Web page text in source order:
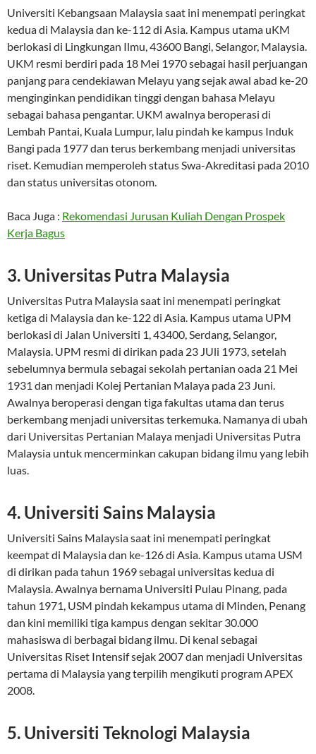
Universiti Kebangsaan Malaysia saat ini menempati peringkat
kedua di Malaysia dan ke-112 di Asia. Kampus utama uKM
berlokasi di Lingkungan Ilmu, 43600 Bangi, Selangor, Malaysia.
UKM resmi berdiri pada 18 Mei 1970 sebagai hasil perjuangan
panjang para cendekiawan Melayu yang sejak awal abad ke-20
menginginkan pendidikan tinggi dengan bahasa Melayu
sebagai bahasa pengantar. UKM awalnya beroperasi di
Lembah Pantai, Kuala Lumpur, lalu pindah ke kampus Induk
Bangi pada 1977 dan terus berkembang menjadi universitas
riset. Kemudian memperoleh status Swa-Akreditasi pada 2010
dan status universitas otonom.
Baca Juga : Rekomendasi Jurusan Kuliah Dengan Prospek
Kerja Bagus
3. Universitas Putra Malaysia
Universitas Putra Malaysia saat ini menempati peringkat
ketiga di Malaysia dan ke-122 di Asia. Kampus utama UPM
berlokasi di Jalan Universiti 1, 43400, Serdang, Selangor,
Malaysia. UPM resmi di dirikan pada 23 JUli 1973, setelah
sebelumnya bermula sebagai sekolah pertanian oada 21 Mei
1931 dan menjadi Kolej Pertanian Malaya pada 23 Juni.
Awalnya beroperasi dengan tiga fakultas utama dan terus
berkembang menjadi universitas terkemuka. Namanya di ubah
dari Universitas Pertanian Malaya menjadi Universitas Putra
Malaysia untuk mencerminkan cakupan bidang ilmu yang lebih
luas.
4. Universiti Sains Malaysia
Universiti Sains Malaysia saat ini menempati peringkat
keempat di Malaysia dan ke-126 di Asia. Kampus utama USM
di dirikan pada tahun 1969 sebagai universitas kedua di
Malaysia. Awalnya bernama Universiti Pulau Pinang, pada
tahun 1971, USM pindah kekampus utama di Minden, Penang
dan kini memiliki tiga kampus dengan sekitar 30.000
mahasiswa di berbagai bidang ilmu. Di kenal sebagai
Universitas Riset Intensif sejak 2007 dan menjadi Universitas
pertama di Malaysia yang terpilih mengikuti program APEX
2008.
5. Universiti Teknologi Malaysia